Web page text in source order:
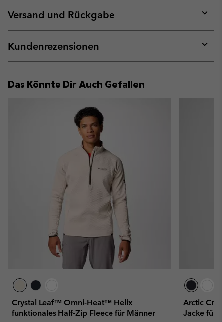
or
Versand und Rückgabe
or
Kundenrezensionen
or
Das Könnte Dir Auch Gefallen
Crystal Leaf™ Omni-Heat™ Helix
funktionales Half-Zip Fleece für Männer
Arctic
Jacke für